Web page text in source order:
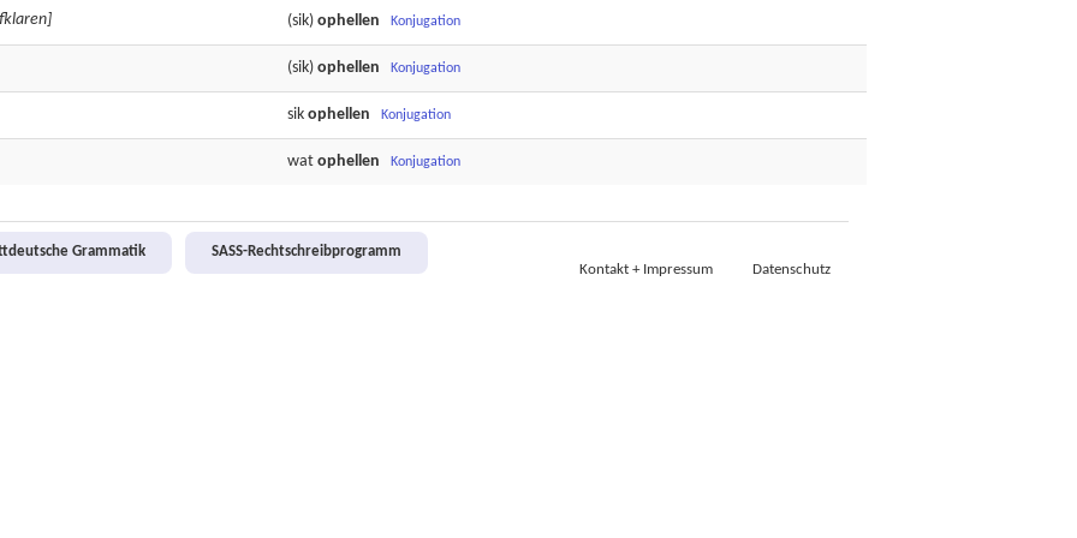
(sik) ophellen Konjugation
(sik) ophellen Konjugation
sik ophellen Konjugation
wat ophellen Konjugation
Grammatik
SASS-Rechtschreibprogramm
Kontakt + Impressum
Datenschutz